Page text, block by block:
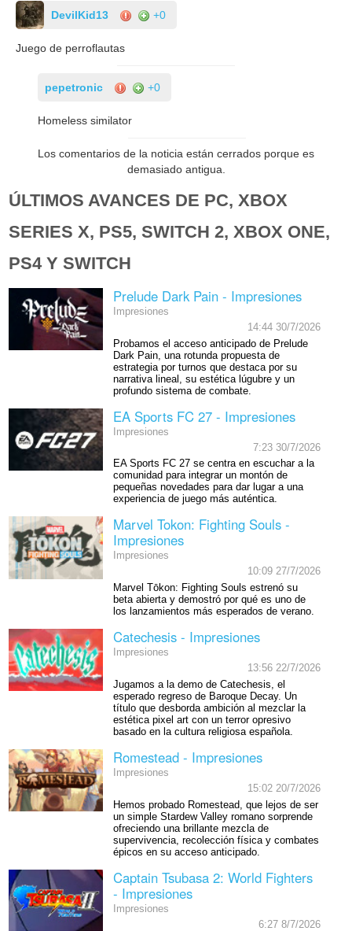
DevilKid13 +0
Juego de perroflautas
pepetronic +0
Homeless similator
Los comentarios de la noticia están cerrados porque es
demasiado antigua.
ÚLTIMOS AVANCES DE PC, XBOX
SERIES X, PS5, SWITCH 2, XBOX ONE,
PS4 Y SWITCH
Prelude Dark Pain - Impresiones
Impresiones
14:44 30/7/2026
Probamos el acceso anticipado de Prelude
Dark Pain, una rotunda propuesta de
estrategia por turnos que destaca por su
narrativa lineal, su estética lúgubre y un
profundo sistema de combate.
EA Sports FC 27 - Impresiones
Impresiones
7:23 30/7/2026
EA Sports FC 27 se centra en escuchar a la
comunidad para integrar un montón de
pequeñas novedades para dar lugar a una
experiencia de juego más auténtica.
Marvel Tokon: Fighting Souls -
Impresiones
Impresiones
10:09 27/7/2026
Marvel Tōkon: Fighting Souls estrenó su
beta abierta y demostró por qué es uno de
los lanzamientos más esperados de verano.
Catechesis - Impresiones
Impresiones
13:56 22/7/2026
Jugamos a la demo de Catechesis, el
esperado regreso de Baroque Decay. Un
título que desborda ambición al mezclar la
estética pixel art con un terror opresivo
basado en la cultura religiosa española.
Romestead - Impresiones
Impresiones
15:02 20/7/2026
Hemos probado Romestead, que lejos de ser
un simple Stardew Valley romano sorprende
ofreciendo una brillante mezcla de
supervivencia, recolección física y combates
épicos en su acceso anticipado.
Captain Tsubasa 2: World Fighters
- Impresiones
Impresiones
6:27 8/7/2026